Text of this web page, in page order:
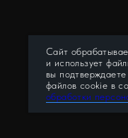
Сайт
и использует
вы
файлов cookie в
обработки